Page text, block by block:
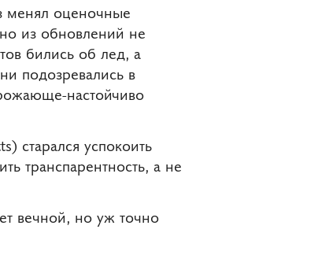
менял оценочные
из обновлений не
бились об лед, а
подозревались в
настойчиво
старался успокоить
транспарентность, а не
вечной, но уж точно